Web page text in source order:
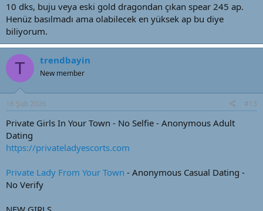
10 dks, buju veya eski gold dragondan çıkan spear 245 ap.
Henüz basılmadı ama olabilecek en yüksek ap bu diye
biliyorum.
T trendbayin
New member
16 Şub 2026 #13
Private Girls In Your Town - No Selfie - Anonymous Adult
Dating
https://privateladyescorts.com
Private Lady From Your Town - Anonymous Casual Dating -
No Verify